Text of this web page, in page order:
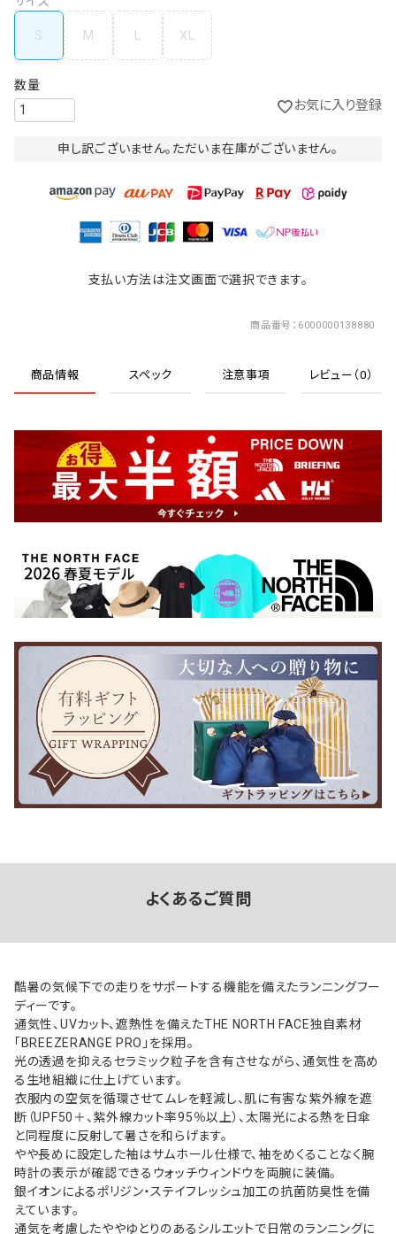
S M XL
お気に入り登録
申し訳ございません。ただいま在庫がございません。
支払い方法は注文画面で選択できます。
商品番号 6000000138880
商品情報 スペック 注意事項 レビュー（0）
よくあるご質問
酷暑の気候下での走りをサポートする機能を備えたランニングフー
ディーです。
通気性、UVカット、遮熱性を備えたTHE NORTH FACE独自素材
「BREEZERANGE PRO」を採用。
光の透過を抑えるセラミック粒子を含有させながら、通気性を高め
る生地組織に仕上げています。
衣服内の空気を循環させてムレを軽減し、肌に有害な紫外線を遮
断（UPF50＋、紫外線カット率95％以上）、太陽光による熱を日傘
と同程度に反射して暑さを和らげます。
やや長めに設定した袖はサムホール仕様で、袖をめくることなく腕
時計の表示が確認できるウォッチウィンドウを両腕に装備。
銀イオンによるポリジン・ステイフレッシュ加工の抗菌防臭性を備
えています。
通気を考慮したややゆとりのあるシルエットで日常のランニングに